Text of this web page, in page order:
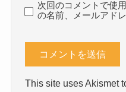
次回のコメントで使
の名前、メールアド
This site uses Akismet